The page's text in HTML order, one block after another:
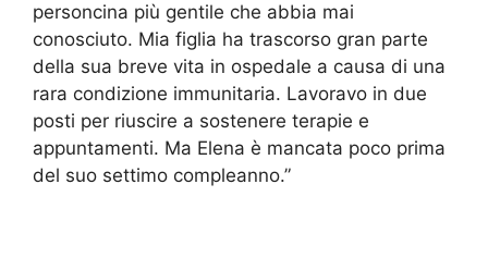
personcina più gentile che abbia mai
conosciuto. Mia figlia ha trascorso gran parte
della sua breve vita in ospedale a causa di una
rara condizione immunitaria. Lavoravo in due
posti per riuscire a sostenere terapie e
appuntamenti. Ma Elena è mancata poco prima
del suo settimo compleanno.”